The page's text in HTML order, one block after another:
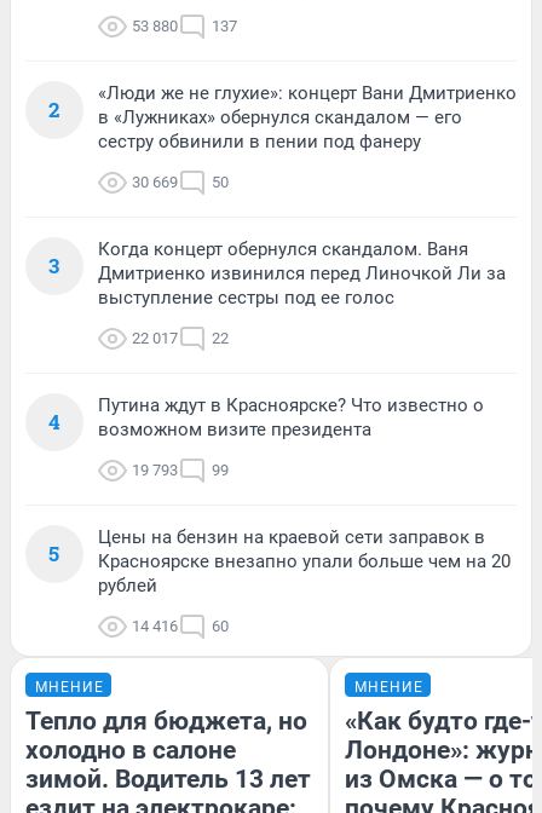
53 880 137
2
«Люди же не глухие»: концерт Вани Дмитриенко
в «Лужниках» обернулся скандалом — его
сестру обвинили в пении под фанеру
30 669 50
3
Когда концерт обернулся скандалом. Ваня
Дмитриенко извинился перед Линочкой Ли за
выступление сестры под ее голос
22 017 22
4
Путина ждут в Красноярске? Что известно о
возможном визите президента
19 793 99
5
Цены на бензин на краевой сети заправок в
Красноярске внезапно упали больше чем на 20
рублей
14 416 60
МНЕНИЕ
Тепло для бюджета, но
холодно в салоне
зимой. Водитель 13 лет
МНЕНИЕ
«Как будто где-
Лондоне»:
из Омска — о